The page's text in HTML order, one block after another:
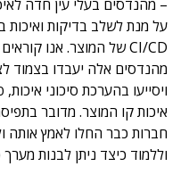
– מהנדסים בעלי עין חדה
על מנת לשלב בדיקות
מהנדסים אלה יעבדו בצמוד
ויסייעו בהערכת סיכוני
איכות קו המוצר. מדובר
חברות כבר החלו לאמץ אותה
וללמוד כיצד ניתן לבנות